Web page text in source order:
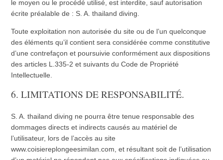
le moyen ou le procédé utilisé, est interdite, sauf autorisation
écrite préalable de : S. A. thailand diving.
Toute exploitation non autorisée du site ou de l’un quelconque
des éléments qu’il contient sera considérée comme constitutive
d’une contrefaçon et poursuivie conformément aux dispositions
des articles L.335-2 et suivants du Code de Propriété
Intellectuelle.
6. LIMITATIONS DE RESPONSABILITÉ.
S. A. thailand diving ne pourra être tenue responsable des
dommages directs et indirects causés au matériel de
l’utilisateur, lors de l’accès au site
www.coisiereplongeesimilan.com, et résultant soit de l’utilisation